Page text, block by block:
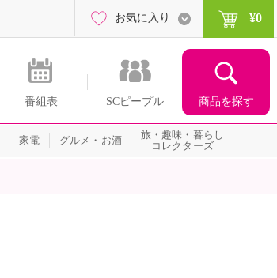
番組表 SCピープル 商品を探す
お気に入り ¥0
家電 グルメ・お酒
旅・趣味・暮らし
コレクターズ